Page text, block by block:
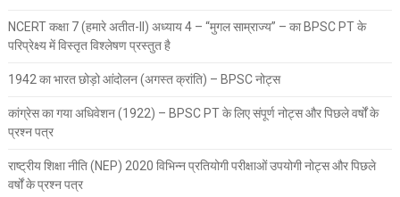
NCERT कक्षा 7 (हमारे अतीत-II) अध्याय 4 – “मुगल साम्राज्य” – का BPSC PT के
परिप्रेक्ष्य में विस्तृत विश्लेषण प्रस्तुत है
1942 का भारत छोड़ो आंदोलन (अगस्त क्रांति) – BPSC नोट्स
कांग्रेस का गया अधिवेशन (1922) – BPSC PT के लिए संपूर्ण नोट्स और पिछले वर्षों के
प्रश्न पत्र
राष्ट्रीय शिक्षा नीति (NEP) 2020 विभिन्न प्रतियोगी परीक्षाओं उपयोगी नोट्स और पिछले
वर्षों के प्रश्न पत्र